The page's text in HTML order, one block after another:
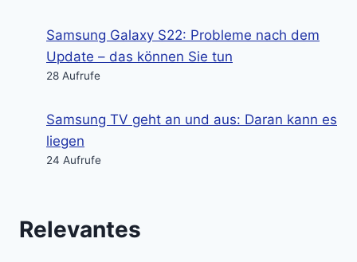
Samsung Galaxy S22: Probleme nach dem
Update – das können Sie tun
28 Aufrufe
Samsung TV geht an und aus: Daran kann es
liegen
24 Aufrufe
Relevantes